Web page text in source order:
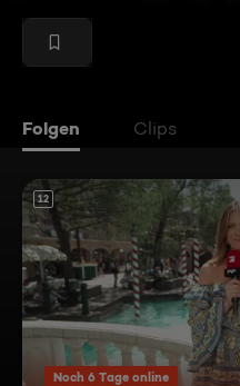
Folgen Clips
12
Noch 6 Tage online